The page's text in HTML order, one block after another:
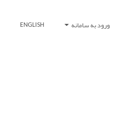
ورود به سامانه ENGLISH